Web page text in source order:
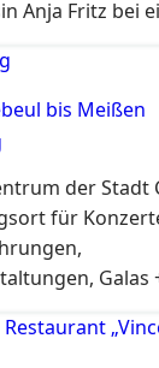
Anja Fritz bei
Sie einfach
Weinberge.
einzigartigen
Klima, bieten
Genuss.
bis Meißen
der Stadt
für
Galas
von
Restaurant